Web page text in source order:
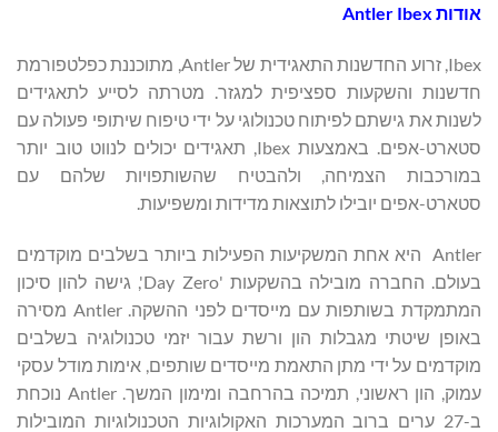
אודות Antler Ibex
Ibex, זרוע החדשנות התאגידית של Antler, מתוכננת כפלטפורמת
חדשנות והשקעות ספציפית למגזר. מטרתה לסייע לתאגידים
לשנות את גישתם לפיתוח טכנולוגי על ידי טיפוח שיתופי פעולה עם
סטארט-אפים. באמצעות Ibex, תאגידים יכולים לנווט טוב יותר
במורכבות הצמיחה, ולהבטיח שהשותפויות שלהם עם
סטארט-אפים יובילו לתוצאות מדידות ומשפיעות.
Antler היא אחת המשקיעות הפעילות ביותר בשלבים מוקדמים
בעולם. החברה מובילה בהשקעות 'Day Zero', גישה להון סיכון
המתמקדת בשותפות עם מייסדים לפני ההשקה. Antler מסירה
באופן שיטתי מגבלות הון ורשת עבור יזמי טכנולוגיה בשלבים
מוקדמים על ידי מתן התאמת מייסדים שותפים, אימות מודל עסקי
עמוק, הון ראשוני, תמיכה בהרחבה ומימון המשך. Antler נוכחת
ב-27 ערים ברוב המערכות האקולוגיות הטכנולוגיות המובילות